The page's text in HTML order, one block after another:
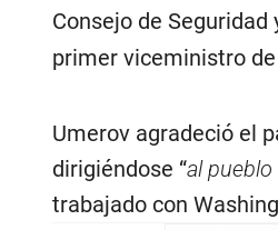
Consejo de Seguridad
primer viceministro
Umerov agradeció el
dirigiéndose “al
trabajado con